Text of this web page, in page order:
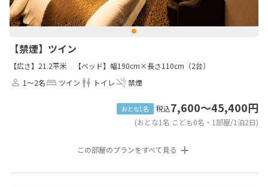
【禁煙】ツイン
【広さ】21.2平米
【ベッド】幅190cm×長さ110cm（2台）
1～2名
ツイン トイレ 禁煙
おとな1名 税込7,600～45,400円
(おとな1名 こども0名・1部屋/1泊2日)
この部屋のプランをすべて見る